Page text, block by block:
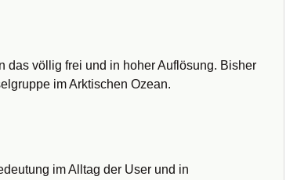
das völlig frei und in hoher Auflösung. Bisher
im Arktischen Ozean.
im Alltag der User und in